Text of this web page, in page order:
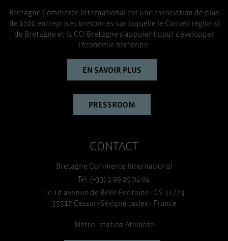
Bretagne Commerce International est une association de plus
de 1000 entreprises bretonnes sur laquelle le Conseil régional
de Bretagne et la CCI Bretagne s’appuient pour développer
l’économie bretonne.
EN SAVOIR PLUS
PRESSROOM
CONTACT
Bretagne Commerce International
Tél. (+33) 2 99 25 04 04
1c-1d avenue de Belle Fontaine - CS 31773
35517 Cesson-Sévigné cedex - France
Métro : station Atalante